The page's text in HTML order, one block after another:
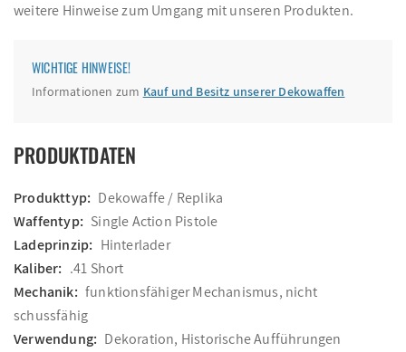
weitere Hinweise zum Umgang mit unseren Produkten.
WICHTIGE HINWEISE!
Informationen zum Kauf und Besitz unserer Dekowaffen
PRODUKTDATEN
Produkttyp: Dekowaffe / Replika
Waffentyp: Single Action Pistole
Ladeprinzip: Hinterlader
Kaliber: .41 Short
Mechanik: funktionsfähiger Mechanismus, nicht
schussfähig
Verwendung: Dekoration, Historische Aufführungen